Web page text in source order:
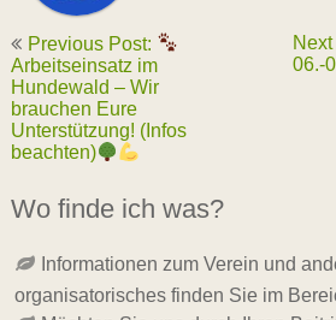
Previous Post:
Arbeitseinsatz im
Hundewald – Wir
brauchen Eure
Unterstützung! (Infos
beachten)
06.-
Wo finde ich was?
Informationen zum Verein und
organisatorisches finden Sie im